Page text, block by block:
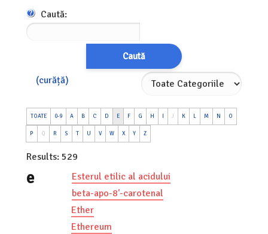
Caută:
Caută
(curăță)
TOATE 0-9 A B C D E F G H I J K L M N O
P Q R S T U V W X Y Z
Results: 529
e
Esterul etilic al acidului
beta-apo-8'-carotenal
Ether
Ethereum